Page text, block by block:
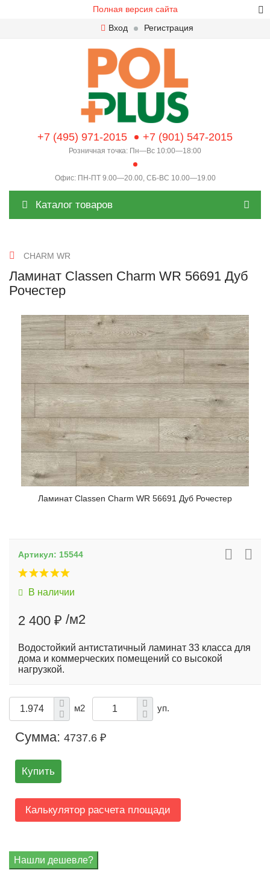
Полная версия сайта
Вход
Регистрация
+7 (495) 971-2015 +7 (901) 547-2015
Розничная точка: Пн—Вс 10:00—18:00
Офис: ПН-ПТ 9.00—20.00, СБ-ВС 10.00—19.00
Каталог товаров
CHARM WR
Ламинат Classen Charm WR 56691 Дуб
Рочестер
Ламинат Classen Charm WR 56691 Дуб Рочестер
Артикул: 15544
В наличии
2 400 ₽ /м2
Водостойкий антистатичный ламинат 33 класса для
дома и коммерческих помещений со высокой
нагрузкой.
м2 уп.
Сумма: 4737.6 ₽
Купить
Калькулятор расчета площади